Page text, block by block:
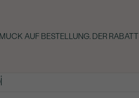
AUF BESTELLUNG. DER